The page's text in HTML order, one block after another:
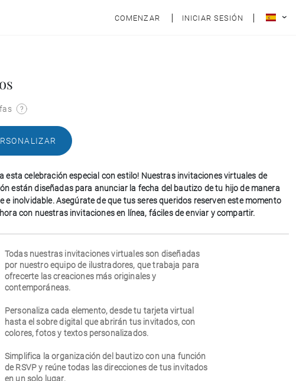
COMENZAR INICIAR SESIÓN
esta celebración especial con estilo! Nuestras invitaciones virtuales de
están diseñadas para anunciar la fecha del bautizo de tu hijo de manera
e inolvidable. Asegúrate de que tus seres queridos reserven este momento
con nuestras invitaciones en línea, fáciles de enviar y compartir.
Todas nuestras invitaciones virtuales son diseñadas
por nuestro equipo de ilustradores, que trabaja para
ofrecerte las creaciones más originales y
contemporáneas.
Personaliza cada elemento, desde tu tarjeta virtual
hasta el sobre digital que abrirán tus invitados, con
colores, fotos y textos personalizados.
Simplifica la organización del bautizo con una función
de RSVP y reúne todas las direcciones de tus invitados
en un solo lugar.